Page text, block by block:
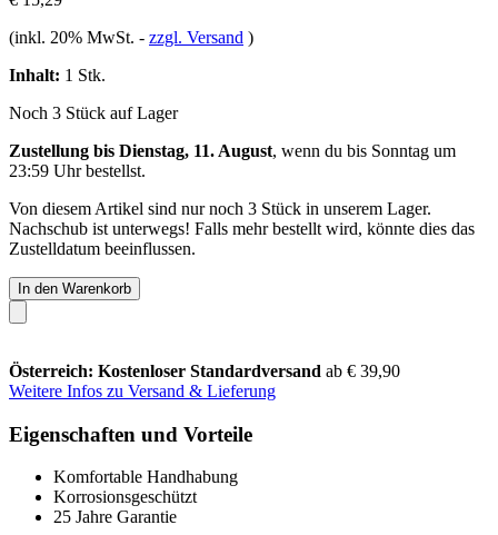
(inkl. 20% MwSt. - zzgl. Versand )
Inhalt: 1 Stk.
Noch 3 Stück auf Lager
Zustellung bis Dienstag, 11. August, wenn du bis Sonntag um
23:59 Uhrbestellst.
Von diesem Artikel sind nur noch 3 Stück in unserem Lager.
Nachschub ist unterwegs! Falls mehr bestellt wird, könnte dies das
Zustelldatum beeinflussen.
In den Warenkorb
Österreich: Kostenloser Standardversand ab € 39,90
Weitere Infos zu Versand & Lieferung
Eigenschaften und Vorteile
Komfortable Handhabung
Korrosionsgeschützt
25 Jahre Garantie